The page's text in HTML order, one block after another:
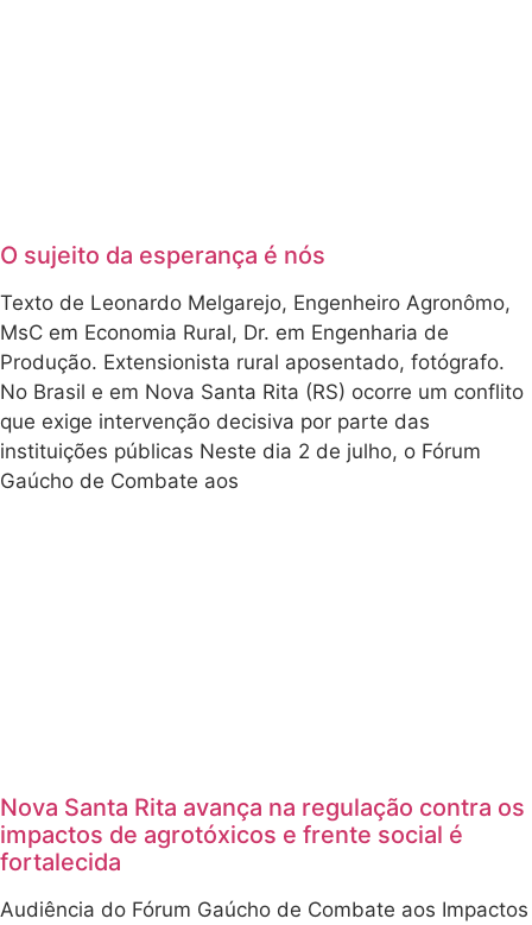
O sujeito da esperança é nós
Texto de Leonardo Melgarejo, Engenheiro Agronômo,
MsC em Economia Rural, Dr. em Engenharia de
Produção. Extensionista rural aposentado, fotógrafo.
No Brasil e em Nova Santa Rita (RS) ocorre um conflito
que exige intervenção decisiva por parte das
instituições públicas Neste dia 2 de julho, o Fórum
Gaúcho de Combate aos
Nova Santa Rita avança na regulação contra os
impactos de agrotóxicos e frente social é
fortalecida
Audiência do Fórum Gaúcho de Combate aos Impactos